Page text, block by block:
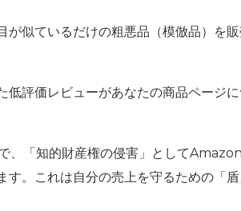
似ているだけの粗悪品（模倣品）を
低評価レビューがあなたの商品ページ
、
「知的財産権の侵害」として
す。これは自分の売上を守るための「盾